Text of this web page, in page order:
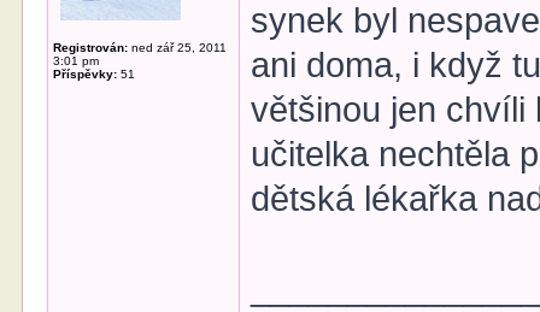
Registrován: ned zář 25, 2011
3:01 pm
Příspěvky: 51
synek byl
ani doma, i když
většinou jen chvíli
učitelka nechtěla
dětská lékařka